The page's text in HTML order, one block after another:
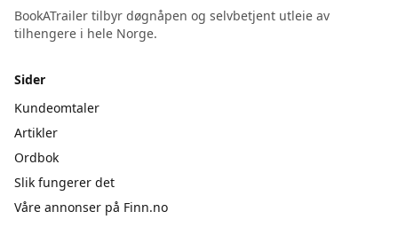
BookATrailer tilbyr døgnåpen og selvbetjent utleie av
tilhengere i hele Norge.
Sider
Kundeomtaler
Artikler
Ordbok
Slik fungerer det
Våre annonser på Finn.no